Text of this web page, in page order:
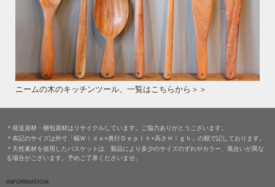
ニームの木のキッチンツール、一覧はこちらから＞＞
＊発送資材・梱包資材はリサイクルしています。ご協力ありがとうございます。
＊表記のサイズは外寸「幅Ｗｉｄｅ×奥行Ｄｅｐｔｈ×高さＨｉｇｈ」の順で記しております。
＊天然素材を使用したバスケットは、製品により多少のサイズのずれやカラー、風合いが異な
る場合がございます。予めご了承くださいませ。
INFORMATION